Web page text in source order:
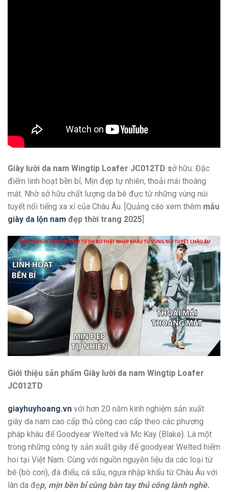
Giày lười da nam Wingtip Loafer JC012TD sở hữu: Đặc
điểm linh hoạt bền bỉ, Mịn đẹp tự nhiên, thoải mái thoáng
mát. Nhờ sở hữu chất lượng da bê đực từ những vùng núi
tuyết nổi tiếng xa xỉ của Châu Âu. [Quảng cáo xem thêm mẫu
giày da lộn nam đẹp thời trang 2025
Giới thiệu sản phẩm Giày lười da nam Wingtip Loafer
JC012TD
giayhuyhoang.vn với hơn 20 năm kinh nghiệm sản xuất
giày da nam cao cấp thủ công cao cấp theo các phương
pháp khâu đế Goodyear Welted và Mc Kay (Blake). Là một
trong những công ty sản xuất giày đế goodyear Welted hiếm
hoi tại Việt Nam. Cùng với nguồn nguyên liệu da các loại từ
bê (bò con), đà điểu, cá sấu, ngựa nhập khẩu từ Châu Âu với
làn da đẹp, mịn bền bỉ cùng bàn tay thủ công lành nghề.